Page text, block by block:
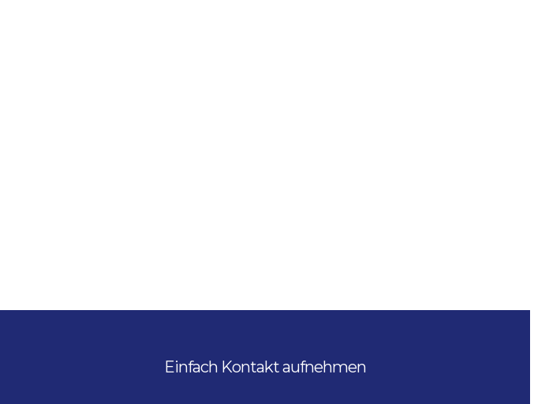
Einfach Kontakt aufnehmen